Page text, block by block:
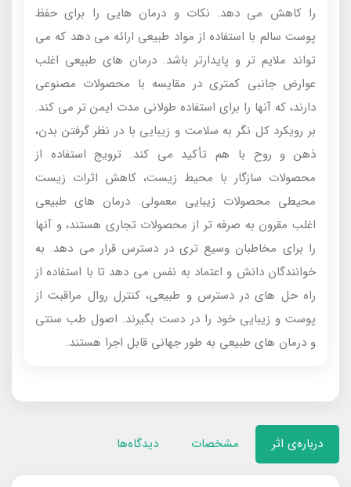
را کاهش می دهد. نکات و درمان هایی را برای حفظ
پوست سالم با استفاده از مواد طبیعی ارائه می دهد که می
تواند ملایم تر و پایدارتر باشد. درمان های طبیعی اغلب
عوارض جانبی کمتری در مقایسه با محصولات مصنوعی
دارند، که آنها را برای استفاده طولانی مدت ایمن تر می کند.
بر رویکرد کل نگر به سلامت و زیبایی با در نظر گرفتن بدن،
ذهن و روح با هم تأکید می کند. ترویج استفاده از
محصولات سازگار با محیط زیست، کاهش اثرات زیست
محیطی محصولات زیبایی معمولی. درمان های طبیعی
اغلب مقرون به صرفه تر از محصولات تجاری هستند، و آنها
را برای مخاطبان وسیع تری در دسترس قرار می دهد. به
خوانندگان دانش و اعتماد به نفس می دهد تا با استفاده از
راه حل های در دسترس و طبیعی، کنترل روال مراقبت از
پوست و زیبایی خود را در دست بگیرند. اصول طب سنتی
و درمان های طبیعی به طور جهانی قابل اجرا هستند.
درباره‌ی اثر مشخصات دیدگاه‌ها